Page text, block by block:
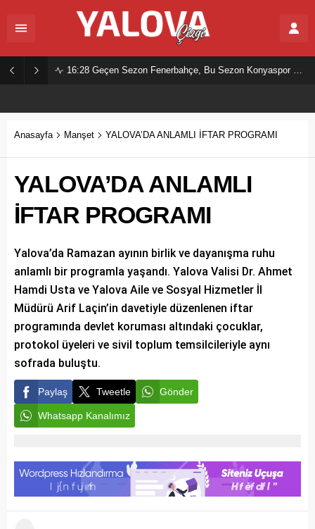
16:28 Geçen Sezon Fenerbahçe, Bu Sezon Konyaspor Mu?
Anasayfa Manşet YALOVA’DA ANLAMLI İFTAR PROGRAMI
YALOVA’DA ANLAMLI
İFTAR PROGRAMI
Yalova’da Ramazan ayının birlik ve dayanışma ruhu
anlamlı bir programla yaşandı. Yalova Valisi Dr. Ahmet
Hamdi Usta ve Yalova Aile ve Sosyal Hizmetler İl
Müdürü Arif Laçin’in davetiyle düzenlenen iftar
programında devlet koruması altındaki çocuklar,
protokol üyeleri ve sivil toplum temsilcileriyle aynı
sofrada buluştu.
Paylaş Tweetle Gönder
Whatsapp Kanalımız